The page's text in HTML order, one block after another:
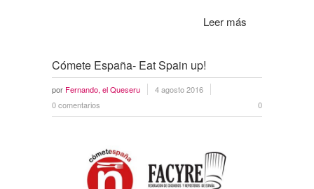
Leer más
Cómete España- Eat Spain up!
por Fernando, el Queseru
4 agosto 2016
0 comentarios
0